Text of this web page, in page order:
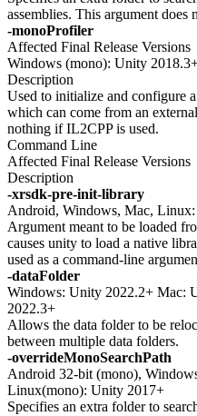
assemblies. This argument
-monoProfiler
Affected Final Release Versions
Windows (mono): Unity
Description
Used to initialize and configure
which can come from an
nothing if IL2CPP is used.
Command Line
Affected Final Release Versions
Description
-xrsdk-pre-init-library
Android, Windows, Mac,
Argument meant to be loaded
causes unity to load a native
used as a command-line
-dataFolder
Windows: Unity 2022.2+ Mac:
2022.3+
Allows the data folder to be
between multiple data folders.
-overrideMonoSearchPath
Android 32-bit (mono),
Linux(mono): Unity 2017+
Specifies an extra folder to